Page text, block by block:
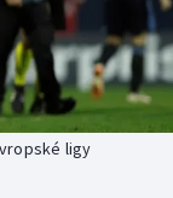
ligy